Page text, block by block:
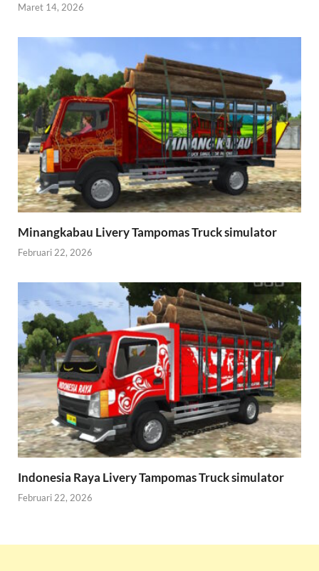
Maret 14, 2026
Minangkabau Livery Tampomas Truck simulator
Februari 22, 2026
Indonesia Raya Livery Tampomas Truck simulator
Februari 22, 2026